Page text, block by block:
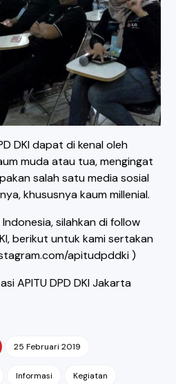
DKI dapat di kenal oleh
muda atau tua, mengingat
salah satu media sosial
khususnya kaum millenial.
silahkan di follow
berikut untuk kami sertakan
apitudpddki )
APITU DPD DKI Jakarta
25 Februari 2019
Informasi Kegiatan